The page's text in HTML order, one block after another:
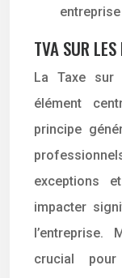
TVA SUR LES
La Taxe sur
élément
principe
exceptions
impacter
crucial pour